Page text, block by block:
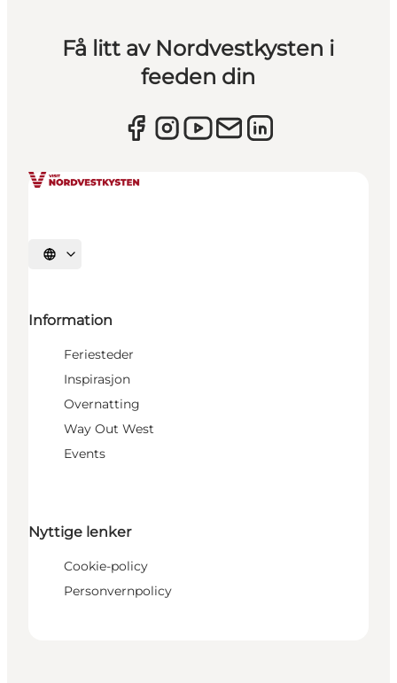
Få litt av Nordvestkysten i
feeden din
Velg språk
Information
Feriesteder
Inspirasjon
Overnatting
Way Out West
Events
Nyttige lenker
Cookie-policy
Personvernpolicy